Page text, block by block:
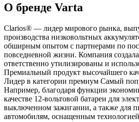
О бренде Varta
Clarios® — лидер мирового рынка,
производства низковольтных
обширным опытом с партнерами по
повседневной жизни. Компания
ответственно утилизированы и
Премиальный продукт высочайшего
Лидер в категории премиум Самый
Например, благодаря функции
качестве 12-вольтовой батареи для
выключенном зажигании, а также для
автомобилям, оснащенным